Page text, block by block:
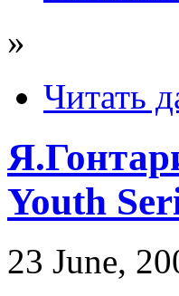
»
Читать
Youth
23 June,